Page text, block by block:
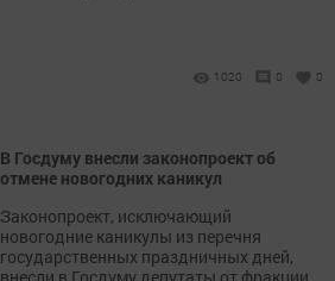
1020 0 0
В Госдуму внесли законопроект об
отмене новогодних каникул
Законопроект, исключающий
новогодние каникулы из перечня
государственных праздничных дней,